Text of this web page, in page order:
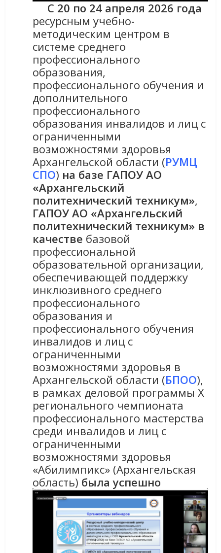
С 20 по 24 апреля 2026 года
ресурсным учебно-
методическим центром в
системе среднего
профессионального
образования,
профессионального обучения и
дополнительного
профессионального
образования инвалидов и лиц с
ограниченными
возможностями здоровья
Архангельской области (РУМЦ
СПО) на базе ГАПОУ АО
«Архангельский
политехнический техникум»,
ГАПОУ АО «Архангельский
политехнический техникум» в
качестве базовой
профессиональной
образовательной организации,
обеспечивающей поддержку
инклюзивного среднего
профессионального
образования и
профессионального обучения
инвалидов и лиц с
ограниченными
возможностями здоровья в
Архангельской области (БПОО),
в рамках деловой программы X
регионального чемпионата
профессионального мастерства
среди инвалидов и лиц с
ограниченными
возможностями здоровья
«Абилимпикс» (Архангельская
область) была успешно